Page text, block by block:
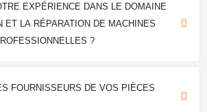
EXPÉRIENCE DANS LE DOMAINE
ET LA RÉPARATION DE MACHINES
?
FOURNISSEURS DE VOS PIÈCES